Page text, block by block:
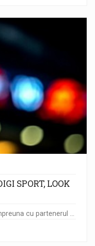
SPORT, LOOK
cu partenerul ...